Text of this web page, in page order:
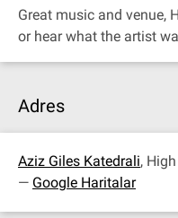
Great music and venue,
or hear what the artist
Adres
Aziz Giles Katedrali,
— Google Haritalar